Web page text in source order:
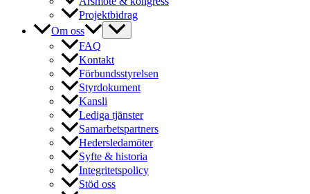
Projektbidrag
Om oss
FAQ
Kontakt
Förbundsstyrelsen
Styrdokument
Kansli
Lediga tjänster
Samarbetspartners
Hedersledamöter
Syfte & historia
Integritetspolicy
Stöd oss